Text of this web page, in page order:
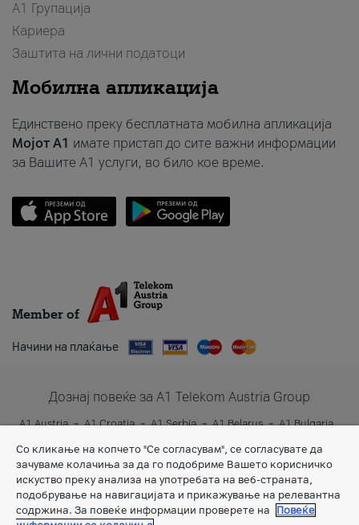
А1 Групација
Кариера
Заштита на лични податоци
Мобилна апликација
Единствено преку бесплатната мобилна апликација
Мојот A1 имате пристап до сите важни информации
за Вашите A1 услуги, во било кое време.
Member of
Начини на плаќање
Дознај повеќе за A1 Telekom Austria Group
A1 Austria A1 Croatia A1 Serbia A1 Belarus
A1 Bulgaria
Со кликање на копчето "Се согласувам", се согласувате да
зачуваме колачиња за да го подобриме Вашето корисничко
искуство преку анализа на употребата на веб-страната,
подобрување на навигацијата и прикажување на релевантна
содржина. За повеќе информации проверете на
Повеќе